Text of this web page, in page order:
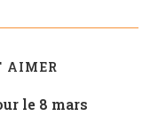
AIMER
le 8 mars